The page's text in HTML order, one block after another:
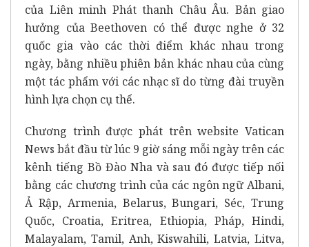
của Liên minh Phát thanh Châu Âu. Bản giao
hưởng của Beethoven có thể được nghe ở 32
quốc gia vào các thời điểm khác nhau trong
ngày, bằng nhiều phiên bản khác nhau của cùng
một tác phẩm với các nhạc sĩ do từng đài truyền
hình lựa chọn cụ thể.
Chương trình được phát trên website Vatican
News bắt đầu từ lúc 9 giờ sáng mỗi ngày trên các
kênh tiếng Bồ Đào Nha và sau đó được tiếp nối
bằng các chương trình của các ngôn ngữ Albani,
Ả Rập, Armenia, Belarus, Bungari, Séc, Trung
Quốc, Croatia, Eritrea, Ethiopia, Pháp, Hindi,
Malayalam, Tamil, Anh, Kiswahili, Latvia, Litva,